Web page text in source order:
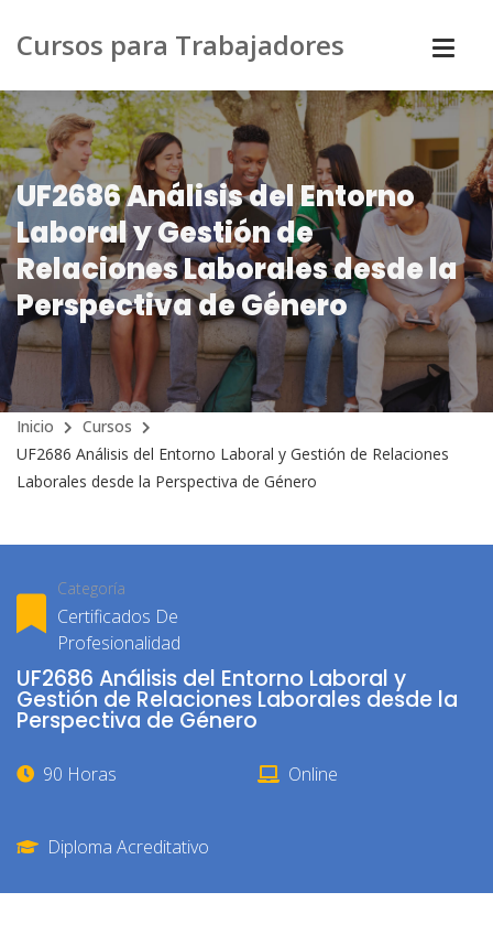
Cursos para Trabajadores
UF2686 Análisis del Entorno
Laboral y Gestión de
Relaciones Laborales desde la
Perspectiva de Género
Inicio
Cursos
UF2686 Análisis del Entorno Laboral y Gestión de Relaciones
Laborales desde la Perspectiva de Género
Categoría
Certificados De
Profesionalidad
UF2686 Análisis del Entorno Laboral y
Gestión de Relaciones Laborales desde la
Perspectiva de Género
90 Horas Online
Diploma Acreditativo